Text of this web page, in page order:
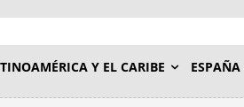
Y EL CARIBE ESPAÑA